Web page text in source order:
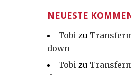
NEUESTE
Tobi zu
down
Tobi zu